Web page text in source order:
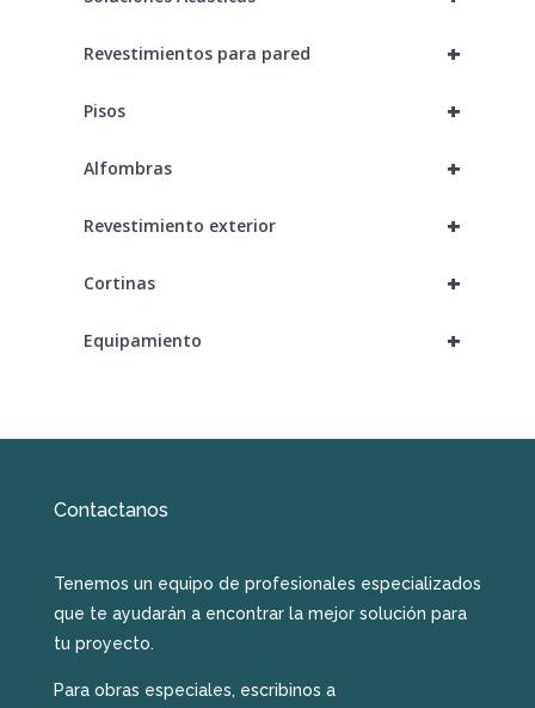
+
Revestimientos para pared
+
Pisos
+
Alfombras
+
Revestimiento exterior
+
Cortinas
+
Equipamiento
Contactanos
Tenemos un equipo de profesionales especializados
que te ayudarán a encontrar la mejor solución para
tu proyecto.
Para obras especiales, escribinos a